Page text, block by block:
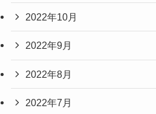
2022年10月
2022年9月
2022年8月
2022年7月